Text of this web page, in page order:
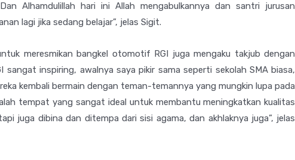
Alhamdulillah hari ini Allah mengabulkannya dan santri jurusan
lagi jika sedang belajar”, jelas Sigit.
meresmikan bangkel otomotif RGI juga mengaku takjub dengan
sangat inspiring, awalnya saya pikir sama seperti sekolah SMA biasa,
kembali bermain dengan teman-temannya yang mungkin lupa pada
tempat yang sangat ideal untuk membantu meningkatkan kualitas
juga dibina dan ditempa dari sisi agama, dan akhlaknya juga”, jelas